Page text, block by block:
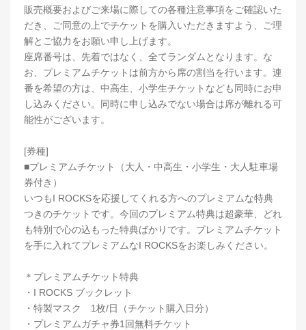
販売概要およびご来場に際しての各種注意事項をご確認いた
だき、ご同意の上でチケットを購入いただきますよう、ご理
解とご協力をお願い申し上げます。
座席番号は、先着ではなく、全てランダムとなります。な
お、プレミアムチケットは前方から席の割当を行います。連
番を希望の方は、中高生、小学生チケットなども同時にお申
し込みください。同時に申し込みでない場合は席が離れる可
能性がございます。
[券種]
■プレミアムチケット（大人・中高生・小学生・大人駐車場
券付き）
いつもI ROCKSを応援してくれる方へのプレミアムな特典
つきのチケットです。今回のプレミアム特典は超豪華、どれ
も特別で心の込もった特典ばかりです。プレミアムチケット
を手に入れてプレミアムなI ROCKSをお楽しみください。
＊プレミアムチケット特典
・I ROCKS ブックレット
・特製マスク 1枚/日（チケット購入日分）
・プレミアムガチャ券1回無料チケット